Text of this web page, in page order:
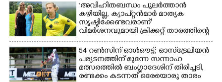
‘അവിഹിതബന്ധം പുലർത്താൻ
കഴിയില്ല,​ ക്യാപ്റ്റൻമാർ മാതൃക
സൃഷ്ടിക്കേണ്ടവരാണ്'
വിമർശനവുമായി ക്രിക്കറ്റ് താരത്തിന്റെ
ഭാര്യ
54 റൺസിന് ഓൾഔട്ട്; ഓസ്‌ട്രേലിയൻ
പര്യടനത്തിന് മുന്നേ സന്നാഹ
മത്സരത്തിൽ ബംഗ്ലാദേശിന് തിരിച്ചടി,
രണ്ടക്കം കടന്നത് ഒരേയൊരു താരം